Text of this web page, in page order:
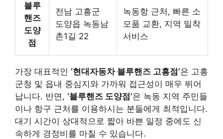
블루
핸즈
도양
점
전남 고흥군
도양읍 녹동남
촌1길 22
녹동항 근처, 빠른 소
모품 교환, 지역 밀착
서비스
가장 대표적인 ‘현대자동차 블루핸즈 고흥점’은 고흥
군청 및 읍내 중심지와 가까워 접근성이 매우 뛰어
납니다. 반면, ‘블루핸즈 도양점’은 녹동 지역 주민들
이나 항구 근처를 이용하시는 분들에게 최적입니다.
대기 시간이 상대적으로 짧아 바쁜 일정 중에도 신
속하게 경정비를 마칠 수 있습니다.